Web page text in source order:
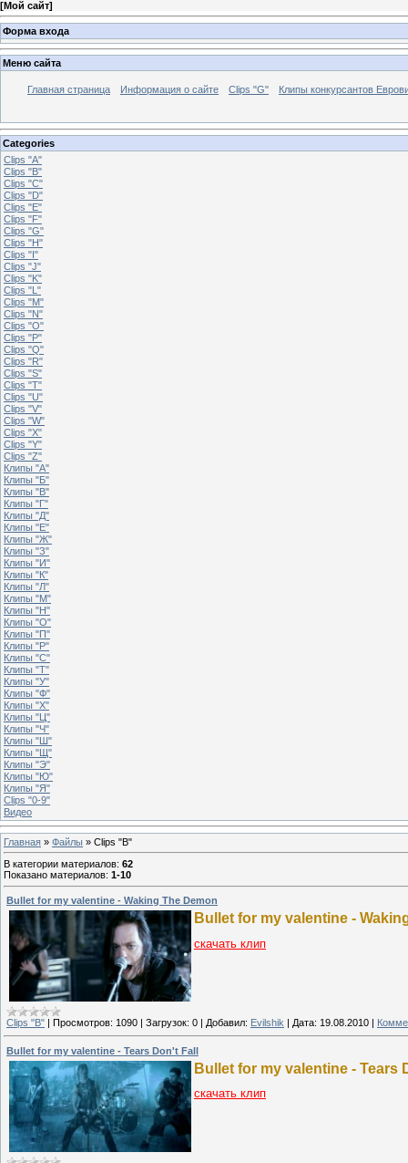
[Мой сайт]
Форма входа
Меню сайта
Главная страница Информация о сайте Clips "G" Клипы конкурсантов
Categories
Clips "A"
Clips "B"
Clips "C"
Clips "D"
Clips "E"
Clips "F"
Clips "G"
Clips "H"
Clips "I"
Clips "J"
Clips "K"
Clips "L"
Clips "M"
Clips "N"
Clips "O"
Clips "P"
Clips "Q"
Clips "R"
Clips "S"
Clips "T"
Clips "U"
Clips "V"
Clips "W"
Clips "X"
Clips "Y"
Clips "Z"
Клипы "А"
Клипы "Б"
Клипы "В"
Клипы "Г"
Клипы "Д"
Клипы "Е"
Клипы "Ж"
Клипы "З"
Клипы "И"
Клипы "К"
Клипы "Л"
Клипы "М"
Клипы "Н"
Клипы "О"
Клипы "П"
Клипы "Р"
Клипы "С"
Клипы "Т"
Клипы "У"
Клипы "Ф"
Клипы "Х"
Клипы "Ц"
Клипы "Ч"
Клипы "Ш"
Клипы "Щ"
Клипы "Э"
Клипы "Ю"
Клипы "Я"
Clips "0-9"
Видео
Главная » Файлы » Clips "B"
В категории материалов: 62
Показано материалов: 1-10
Bullet for my valentine - Waking The Demon
Bullet for my valentine -
скачать клип
Clips "B" | Просмотров: 1090 | Загрузок: 0 | Добавил: Evilshik | Дата: 19.08.2010 |
Bullet for my valentine - Tears Don't Fall
Bullet for my valentine - Tears
скачать клип